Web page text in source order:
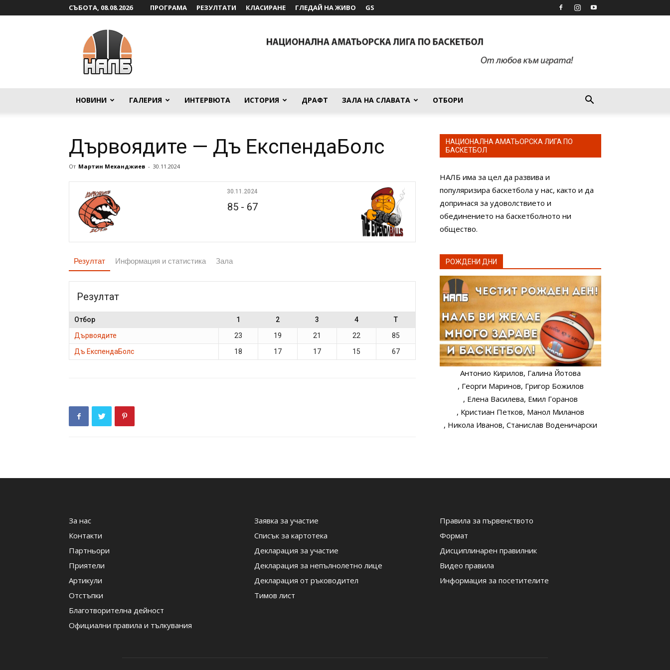
СЪБОТА, 08.08.2026 ПРОГРАМА РЕЗУЛТАТИ КЛАСИРАНЕ ГЛЕДАЙ НА ЖИВО GS
НОВИНИ ГАЛЕРИЯ ИНТЕРВЮТА ИСТОРИЯ ДРАФТ ЗАЛА НА СЛАВАТА ОТБОРИ
Дървоядите — Дъ ЕкспендаБолс
От Мартин Механджиев - 30.11.2024
30.11.2024
85- 67
Резултат Информация и статистика Зала
Резултат
Отбор 1 2 3 4
T
Дървоядите
23 19 21 22
85
Дъ ЕкспендаБолс
18 17 17 15 67
НАЦИОНАЛНА АМАТЬОРСКА ЛИГА ПО
БАСКЕТБОЛ
НАЛБ има за цел да развива и
популяризира баскетбола у нас, както и да
допринася за удоволствието и
обединението на баскетболното ни
общество.
РОЖДЕНИ ДНИ
Антонио Кирилов, Галина Йотова
, Георги Маринов, Григор Божилов
, Елена Василева, Емил Горанов
, Кристиан Петков, Манол Миланов
, Никола Иванов, Станислав Воденичарски
За нас
Контакти
Партньори
Приятели
Артикули
Отстъпки
Благотворителна дейност
Официални правила и тълкувания
Заявка за участие
Списък за картотека
Декларация за участие
Декларация за непълнолетно лице
Декларация от ръководител
Тимов лист
Правила за първенството
Формат
Дисциплинарен правилник
Видео правила
Информация за посетителите